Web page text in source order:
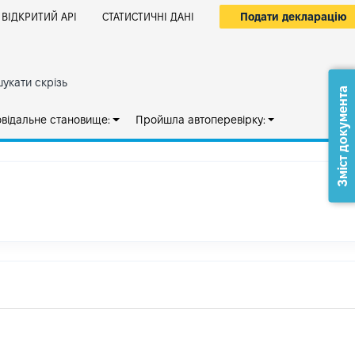
ВІДКРИТИЙ АРІ СТАТИСТИЧНІ ДАНІ Подати декларацію
скрізь
становище: Пройшла автоперевірку: Зміст документа